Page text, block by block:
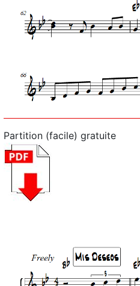
Partition (facile) gratuite